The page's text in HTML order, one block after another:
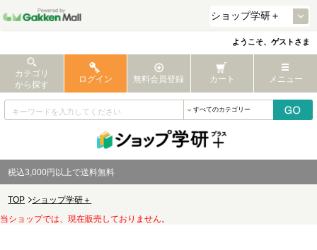
ようこそ、ゲストさま
カテゴリ
から探す
ログイン 無料会員登録 カート メニュー
税込3,000円以上で送料無料
TOP
ショップ学研＋
当ショップでは、現在販売しておりません。